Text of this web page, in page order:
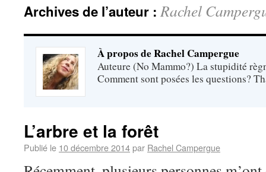
Archives de l’auteur : Rachel
À propos de Rachel Campergue
Auteure (No Mammo?) La stupidité
Comment sont posées les questions?
L’arbre et la forêt
Publié le 10 décembre 2014par Rachel Campergue